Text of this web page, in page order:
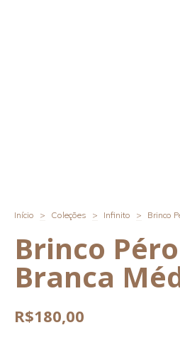
Início > Coleções > Infinito > Brinco
Brinco
Branca
R$180,00